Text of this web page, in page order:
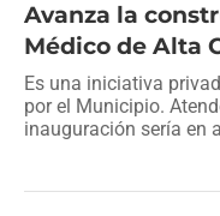
Avanza la
Médico de Alta
Es una iniciativa
por el Municipio.
inauguración sería en